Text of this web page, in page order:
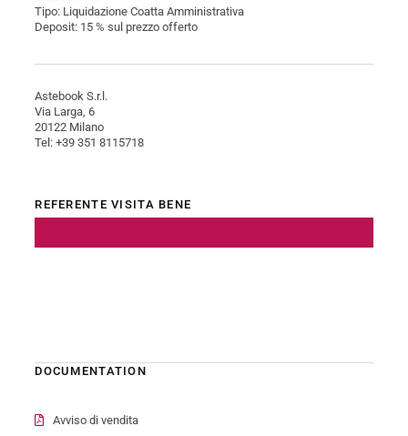
Tipo: Liquidazione Coatta Amministrativa
Deposit: 15 % sul prezzo offerto
Astebook S.r.l.
Via Larga, 6
20122 Milano
Tel: +39 351 8115718
REFERENTE VISITA BENE
DOCUMENTATION
Avviso di vendita